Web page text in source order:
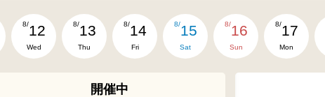
8/12
Wed
8/13
Thu
8/14
Fri
8/15
Sat
8/16
Sun
8/17
Mon
開催中